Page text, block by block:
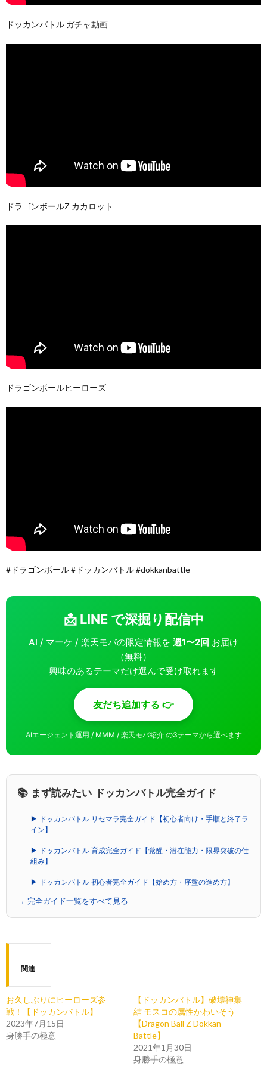
ドッカンバトル ガチャ動画
ドラゴンボールZ カカロット
ドラゴンボールヒーローズ
#ドラゴンボール #ドッカンバトル #dokkanbattle
📩 LINE で深掘り配信中
AI / マーケ / 楽天モバの限定情報を 週1〜2回 お届け
（無料）
興味のあるテーマだけ選んで受け取れます
友だち追加する 👉
AIエージェント運用 / MMM / 楽天モバ紹介 の3テーマから選べます
📚 まず読みたい ドッカンバトル完全ガイド
▶ ドッカンバトル リセマラ完全ガイド【初心者向け・手順と終了ラ
イン】
▶ ドッカンバトル 育成完全ガイド【覚醒・潜在能力・限界突破の仕
組み】
▶ ドッカンバトル 初心者完全ガイド【始め方・序盤の進め方】
→ 完全ガイド一覧をすべて見る
関連
お久しぶりにヒーローズ参
戦！【ドッカンバトル】
2023年7月15日
身勝手の極意
【ドッカンバトル】破壊神集
結 モスコの属性かわいそう
【Dragon Ball Z Dokkan
Battle】
2021年1月30日
身勝手の極意